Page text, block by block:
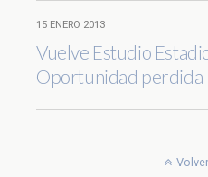
15 ENERO 2013
Vuelve Estudio
Oportunidad perdida